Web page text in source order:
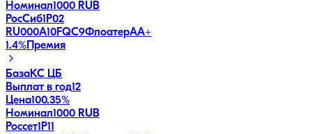
Номинал1000 RUB
РосСиб1Р02
RU000A10FQC9ФлоатерAA+
1.4%Премия
БазаКС ЦБ
Выплат в год12
Цена100.35%
Номинал1000 RUB
Россет1Р11